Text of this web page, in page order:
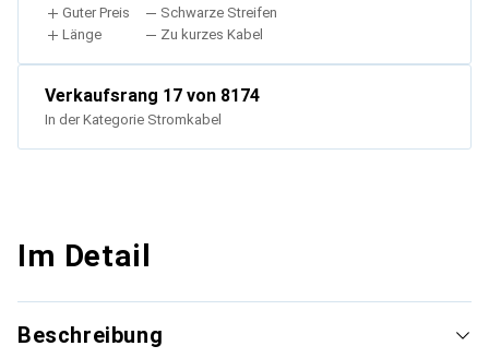
Guter Preis
Länge
Schwarze Streifen
Zu kurzes Kabel
Verkaufsrang 17 von 8174
In der Kategorie Stromkabel
Im Detail
Beschreibung